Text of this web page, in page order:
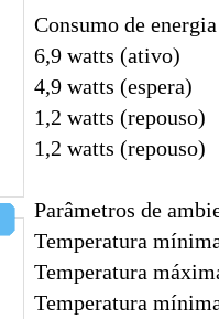
Consumo de energia
6,9 watts (ativo)
4,9 watts (espera)
1,2 watts (repouso)
1,2 watts (repouso)
Parâmetros de
Temperatura
Temperatura
Temperatura